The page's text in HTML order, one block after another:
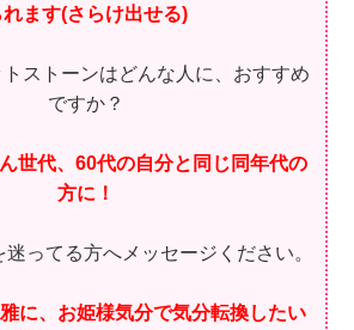
れます(さらけ出せる)
ストーンはどんな人に、おすすめ
ですか？
世代、60代の自分と同じ同年代の
方に！
ってる方へメッセージください。
に、お姫様気分で気分転換したい